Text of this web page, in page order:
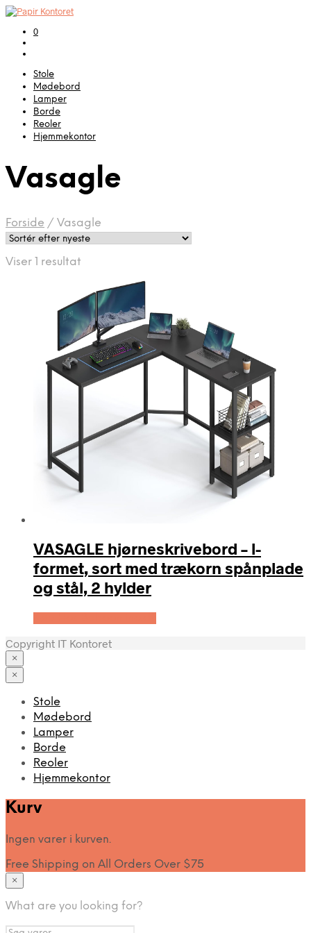
0
Stole
Mødebord
Lamper
Borde
Reoler
Hjemmekontor
Vasagle
Forside / Vasagle
Viser 1 resultat
VASAGLE hjørneskrivebord – l-
formet, sort med trækorn spånplade
og stål, 2 hylder
Copyright IT Kontoret
×
×
Stole
Mødebord
Lamper
Borde
Reoler
Hjemmekontor
Kurv
Ingen varer i kurven.
Free Shipping on All Orders Over $75
×
What are you looking for?